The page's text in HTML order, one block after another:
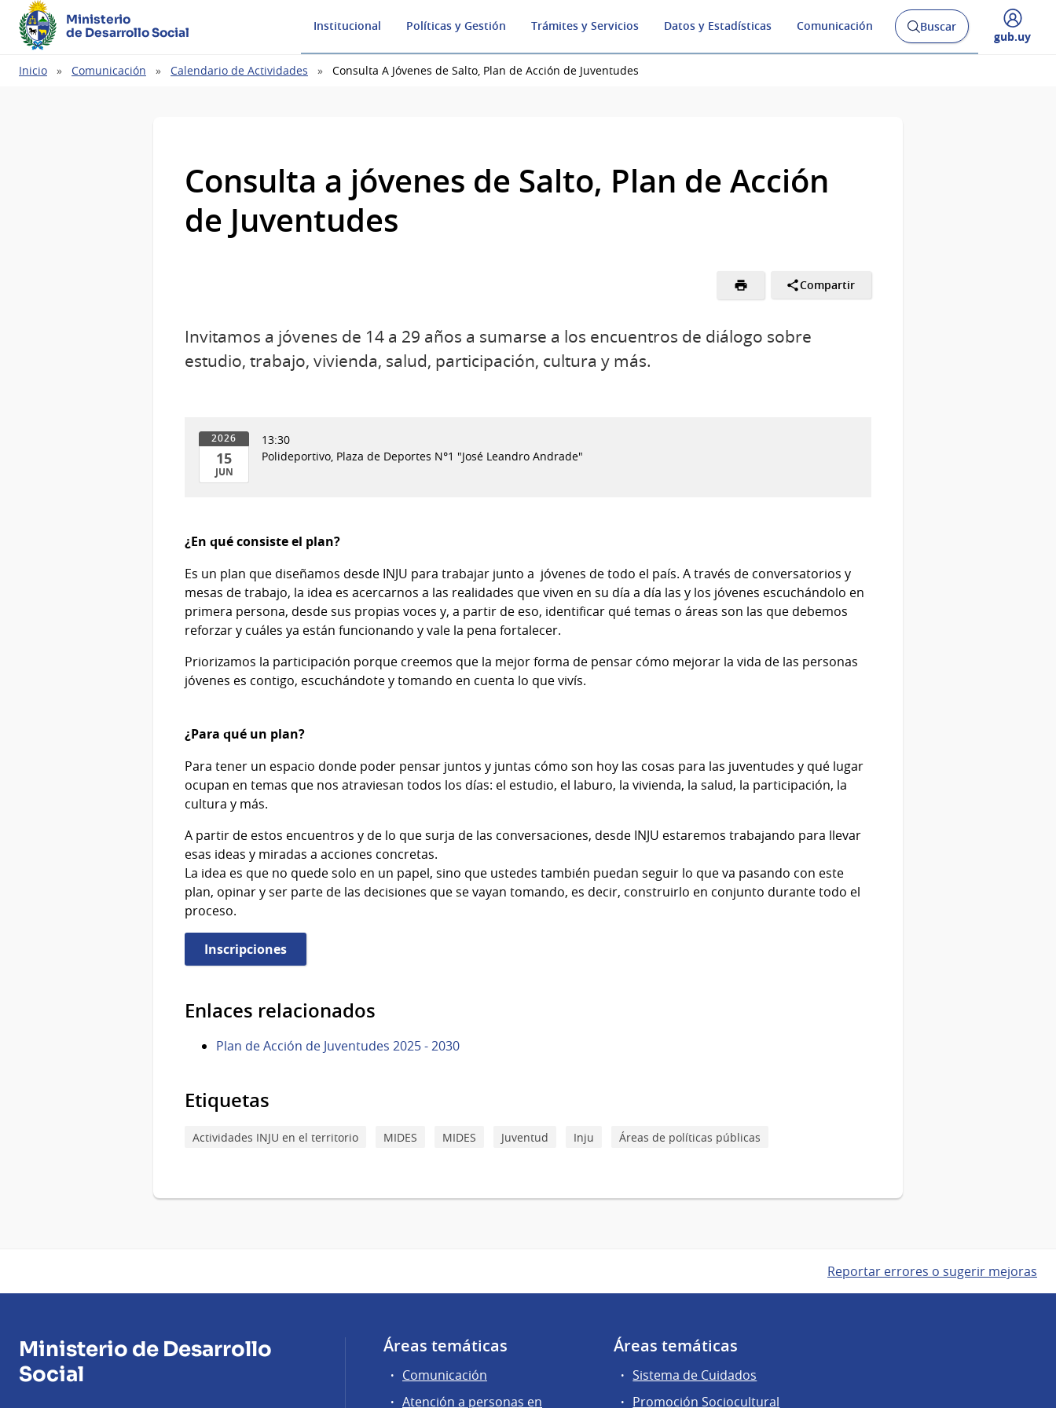
Ministerio
de Desarrollo Social
Institucional Políticas y Gestión Trámites y Servicios Datos y Estadísticas Comunicación
Abrir
buscador
Buscar
Desplegar
gub.uy
Ruta
Inicio Comunicación Calendario de Actividades Consulta A Jóvenes de Salto, Plan de Acción de Juventudes
Consulta a jóvenes de Salto, Plan de Acción
de Juventudes
Compartir
Invitamos a jóvenes de 14 a 29 años a sumarse a los encuentros de diálogo sobre
estudio, trabajo, vivienda, salud, participación, cultura y más.
2026
15
JUN
del
2026
13:30
Polideportivo, Plaza de Deportes N°1 "José Leandro Andrade"
¿En qué consiste el plan?
Es un plan que diseñamos desde INJU para trabajar junto a jóvenes de todo el país. A través de conversatorios y
mesas de trabajo, la idea es acercarnos a las realidades que viven en su día a día las y los jóvenes escuchándolo en
primera persona, desde sus propias voces y, a partir de eso, identificar qué temas o áreas son las que debemos
reforzar y cuáles ya están funcionando y vale la pena fortalecer.
Priorizamos la participación porque creemos que la mejor forma de pensar cómo mejorar la vida de las personas
jóvenes es contigo, escuchándote y tomando en cuenta lo que vivís.
¿Para qué un plan?
Para tener un espacio donde poder pensar juntos y juntas cómo son hoy las cosas para las juventudes y qué lugar
ocupan en temas que nos atraviesan todos los días: el estudio, el laburo, la vivienda, la salud, la participación, la
cultura y más.
A partir de estos encuentros y de lo que surja de las conversaciones, desde INJU estaremos trabajando para llevar
esas ideas y miradas a acciones concretas.
La idea es que no quede solo en un papel, sino que ustedes también puedan seguir lo que va pasando con este
plan, opinar y ser parte de las decisiones que se vayan tomando, es decir, construirlo en conjunto durante todo el
proceso.
Inscripciones
Enlaces relacionados
Plan de Acción de Juventudes 2025 - 2030
Etiquetas
Actividades INJU en el territorio MIDES MIDES Juventud Inju Áreas de políticas públicas
Reportar errores o sugerir mejoras
Ministerio de Desarrollo
Social
Áreas temáticas
Comunicación
Atención a personas en
Áreas temáticas
Sistema de Cuidados
Promoción Sociocultural